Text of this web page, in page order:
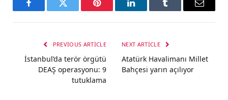
FacebookTwitter Pinterest LinkedInTumblr Email
PREVIOUS ARTICLE
İstanbul’da terör örgütü
DEAŞ operasyonu: 9
tutuklama
NEXT ARTICLE
Atatürk Havalimanı Millet
Bahçesi yarın açılıyor